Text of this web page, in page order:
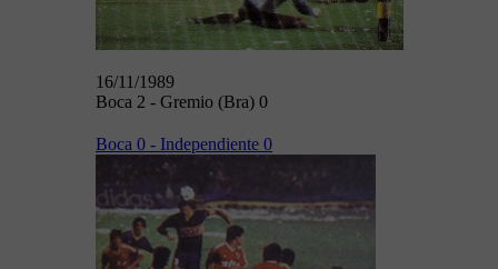
16/11/1989
Boca 2 - Gremio (Bra) 0
Boca 0 - Independiente 0